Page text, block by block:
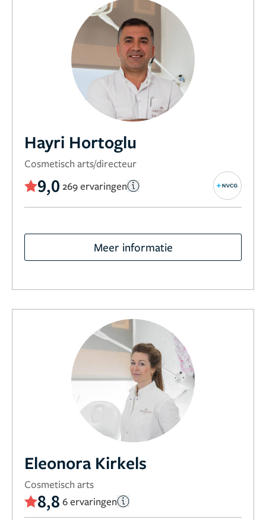
Hayri Hortoglu
Cosmetisch arts/directeur
9,0 269 ervaringen
Meer informatie
Eleonora Kirkels
Cosmetisch arts
8,8 6 ervaringen